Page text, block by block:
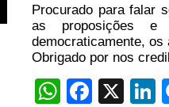
Procurado para falar
as proposições e
democraticamente,
Obrigado por nos
X